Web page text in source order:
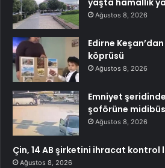
Ağustos 8, 2026
Edirne
köprüsü
Ağustos 8, 2026
Emniyet
şoförüne
Ağustos 8, 2026
Çin, 14 AB şirketini ihracat kontrol
Ağustos 8, 2026